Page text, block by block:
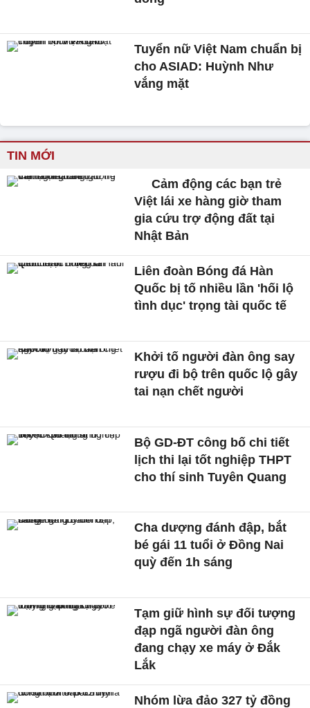
Tuyển nữ Việt Nam chuẩn bị
cho ASIAD: Huỳnh Như
vắng mặt
TIN MỚI
Cảm động các bạn trẻ
Việt lái xe hàng giờ tham
gia cứu trợ động đất tại
Nhật Bản
Liên đoàn Bóng đá Hàn
Quốc bị tố nhiều lần 'hối lộ
tình dục' trọng tài quốc tế
Khởi tố người đàn ông say
rượu đi bộ trên quốc lộ gây
tai nạn chết người
Bộ GD-ĐT công bố chi tiết
lịch thi lại tốt nghiệp THPT
cho thí sinh Tuyên Quang
Cha dượng đánh đập, bắt
bé gái 11 tuổi ở Đồng Nai
quỳ đến 1h sáng
Tạm giữ hình sự đối tượng
đạp ngã người đàn ông
đang chạy xe máy ở Đắk
Lắk
Nhóm lừa đảo 327 tỷ đồng